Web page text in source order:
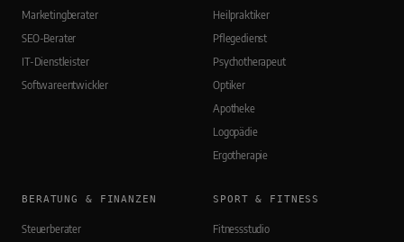
Marketingberater
SEO-Berater
IT-Dienstleister
Softwareentwickler
Heilpraktiker
Pflegedienst
Psychotherapeut
Optiker
Apotheke
Logopädie
Ergotherapie
BERATUNG & FINANZEN
Steuerberater
SPORT & FITNESS
Fitnessstudio